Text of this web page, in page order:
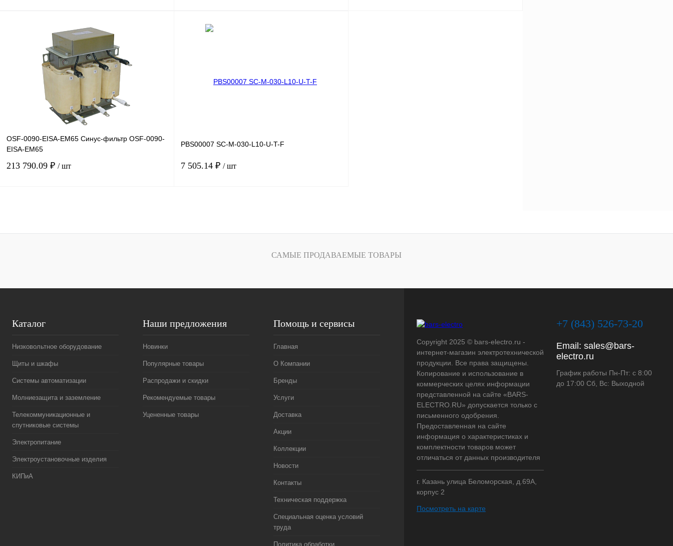
В корзину
Купить в 1 клик Сравнение
В избранное Под заказ
OSF-0090-EISA-EM65 Синус-фильтр OSF-0090-
EISA-EM65
213 790.09 ₽ / шт
Купить в 1 клик Сравнение
PBS00007 SC-M-030-L10-U-T-F
7 505.14 ₽ / шт
Купить в 1 клик Сравнение
САМЫЕ ПРОДАВАЕМЫЕ ТОВАРЫ
Каталог
Низковольтное оборудование
Щиты и шкафы
Системы автоматизации
Молниезащита и заземление
Телекоммуникационные и
спутниковые системы
Электропитание
Электроустановочные изделия
КИПиА
Наши предложения
Новинки
Популярные товары
Распродажи и скидки
Рекомендуемые товары
Уцененные товары
Помощь и сервисы
Главная
О Компании
Бренды
Услуги
Доставка
Акции
Коллекции
Новости
Контакты
Техническая поддержка
Специальная оценка условий
труда
Политика обработки
Copyright 2025 © bars-electro.ru -
интернет-магазин электротехнической
продукции. Все права защищены.
Копирование и использование в
коммерческих целях информации
представленной на сайте «BARS-
ELECTRO.RU» допускается только с
письменного одобрения.
Предоставленная на сайте
информация о характеристиках и
комплектности товаров может
отличаться от данных производителя
г. Казань улица Беломорская, д.69А,
корпус 2
Посмотреть на карте
+7 (843) 526-73-20
Email: sales@bars-
electro.ru
График работы Пн-Пт: с 8:00
до 17:00 Сб, Вс: Выходной